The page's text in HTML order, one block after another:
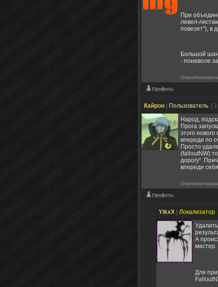
При
левел-
повезет"), в
Большой
- поневоле
Кайрон Пользователь
|
Народ,
Прога
этого
впереди по
Просто
(falloutNW)
дорогу".
впереди
YikxX Локализатор
А
мастер.
Для